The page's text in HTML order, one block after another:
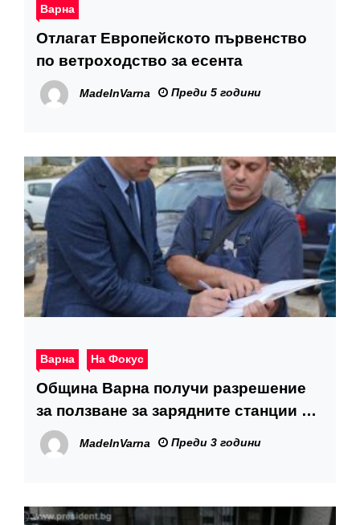
Варна
Отлагат Европейското първенство
по ветроходство за есента
MadeInVarna Преди 5 години
Варна На Фокус
Община Варна получи разрешение
за ползване за зарядните станции на
електобусите
MadeInVarna Преди 3 години